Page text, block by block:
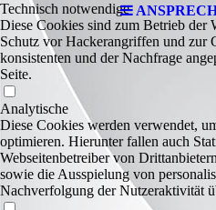
Technisch notwendige
Diese Cookies sind zum Betrieb der
Schutz vor Hackerangriffen und zur
konsistenten und der Nachfrage
Seite.
Analytische
Diese Cookies werden verwendet,
optimieren. Hierunter fallen auch
Webseitenbetreiber von
sowie die Ausspielung von
Nachverfolgung der Nutzeraktivität